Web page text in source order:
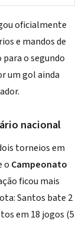
oficialmente
e mandos de
o segundo
um gol ainda
nacional
torneios em
o Campeonato
ficou mais
Santos bate 2
em 18 jogos (5